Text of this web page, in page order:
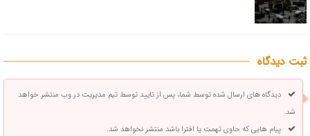
ثبت دیدگاه
دیدگاه های ارسال شده توسط شما، پس از تایید توسط تیم مدیریت در وب منتشر خواهد
شد.
پیام هایی که حاوی تهمت یا افترا باشد منتشر نخواهد شد.